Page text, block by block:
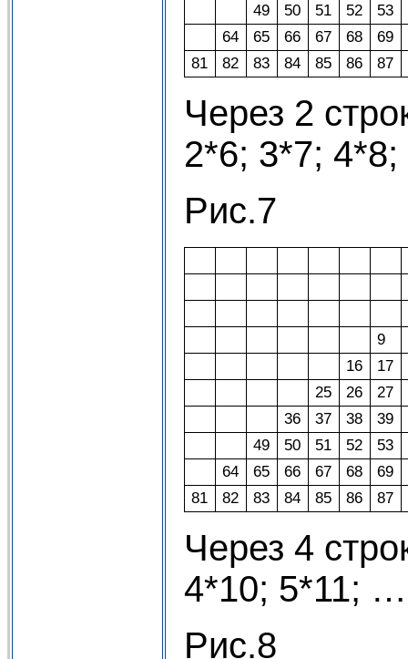
49
50 51 52
53
64
65 66 67 68
69
81
82 83 84 85 86 87
Через 2
2*6; 3*7;
Рис.7
9
16
17
25
26
27
36
37 38
39
49
50 51 52
53
64
65 66 67 68
69
81
82 83 84 85 86 87
Через 4
4*10; 5*11; …
Рис.8